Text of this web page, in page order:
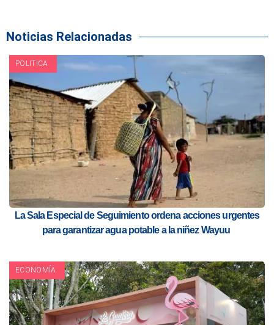
Noticias Relacionadas
POLITICA
La Sala Especial de Seguimiento ordena acciones urgentes
para garantizar agua potable a la niñez Wayuu
ECONOMÍA